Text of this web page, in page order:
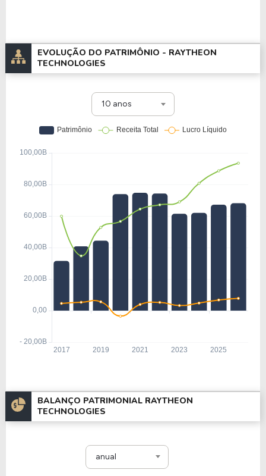
EVOLUÇÃO DO PATRIMÔNIO - RAYTHEON
TECHNOLOGIES
10 anos
BALANÇO PATRIMONIAL RAYTHEON
TECHNOLOGIES
anual